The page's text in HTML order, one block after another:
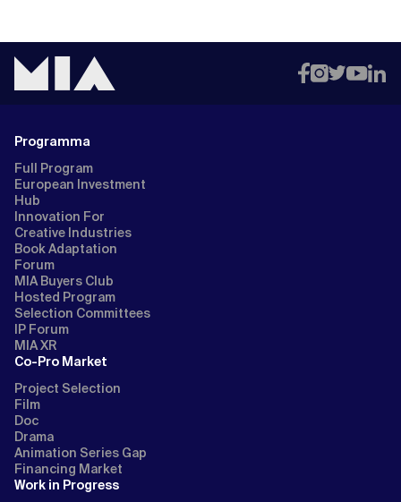
Programma
Full Program
European Investment
Hub
Innovation For
Creative Industries
Book Adaptation
Forum
MIA Buyers Club
Hosted Program
Selection Committees
IP Forum
MIA XR
Co-Pro Market
Project Selection
Film
Doc
Drama
Animation Series Gap
Financing Market
Work in Progress